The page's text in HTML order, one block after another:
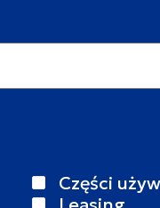
Części